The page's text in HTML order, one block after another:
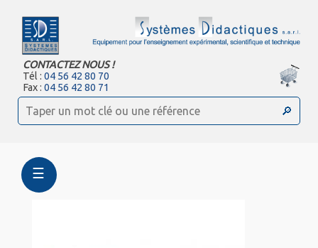
CONTACTEZ NOUS !
Tél :04 56 42 80 70
Fax :04 56 42 80 71
☰